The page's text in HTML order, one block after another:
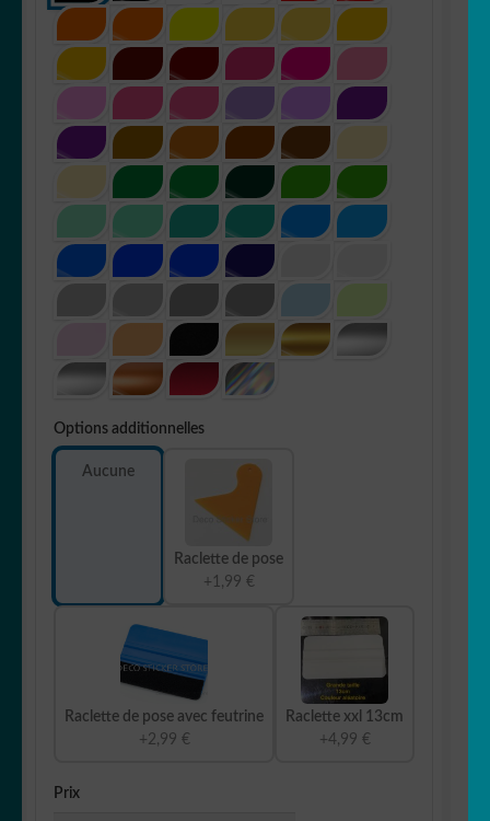
Options additionnelles
Aucune
Raclette de pose
+1,99 €
Raclette de pose avec feutrine
+2,99 €
Raclette xxl 13cm
+4,99 €
Prix